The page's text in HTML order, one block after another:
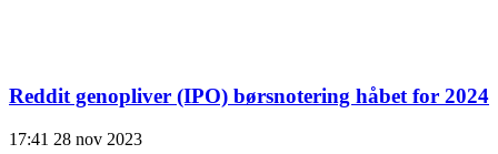
Reddit genopliver (IPO) børsnotering håbet for 2024
17:41 28 nov 2023